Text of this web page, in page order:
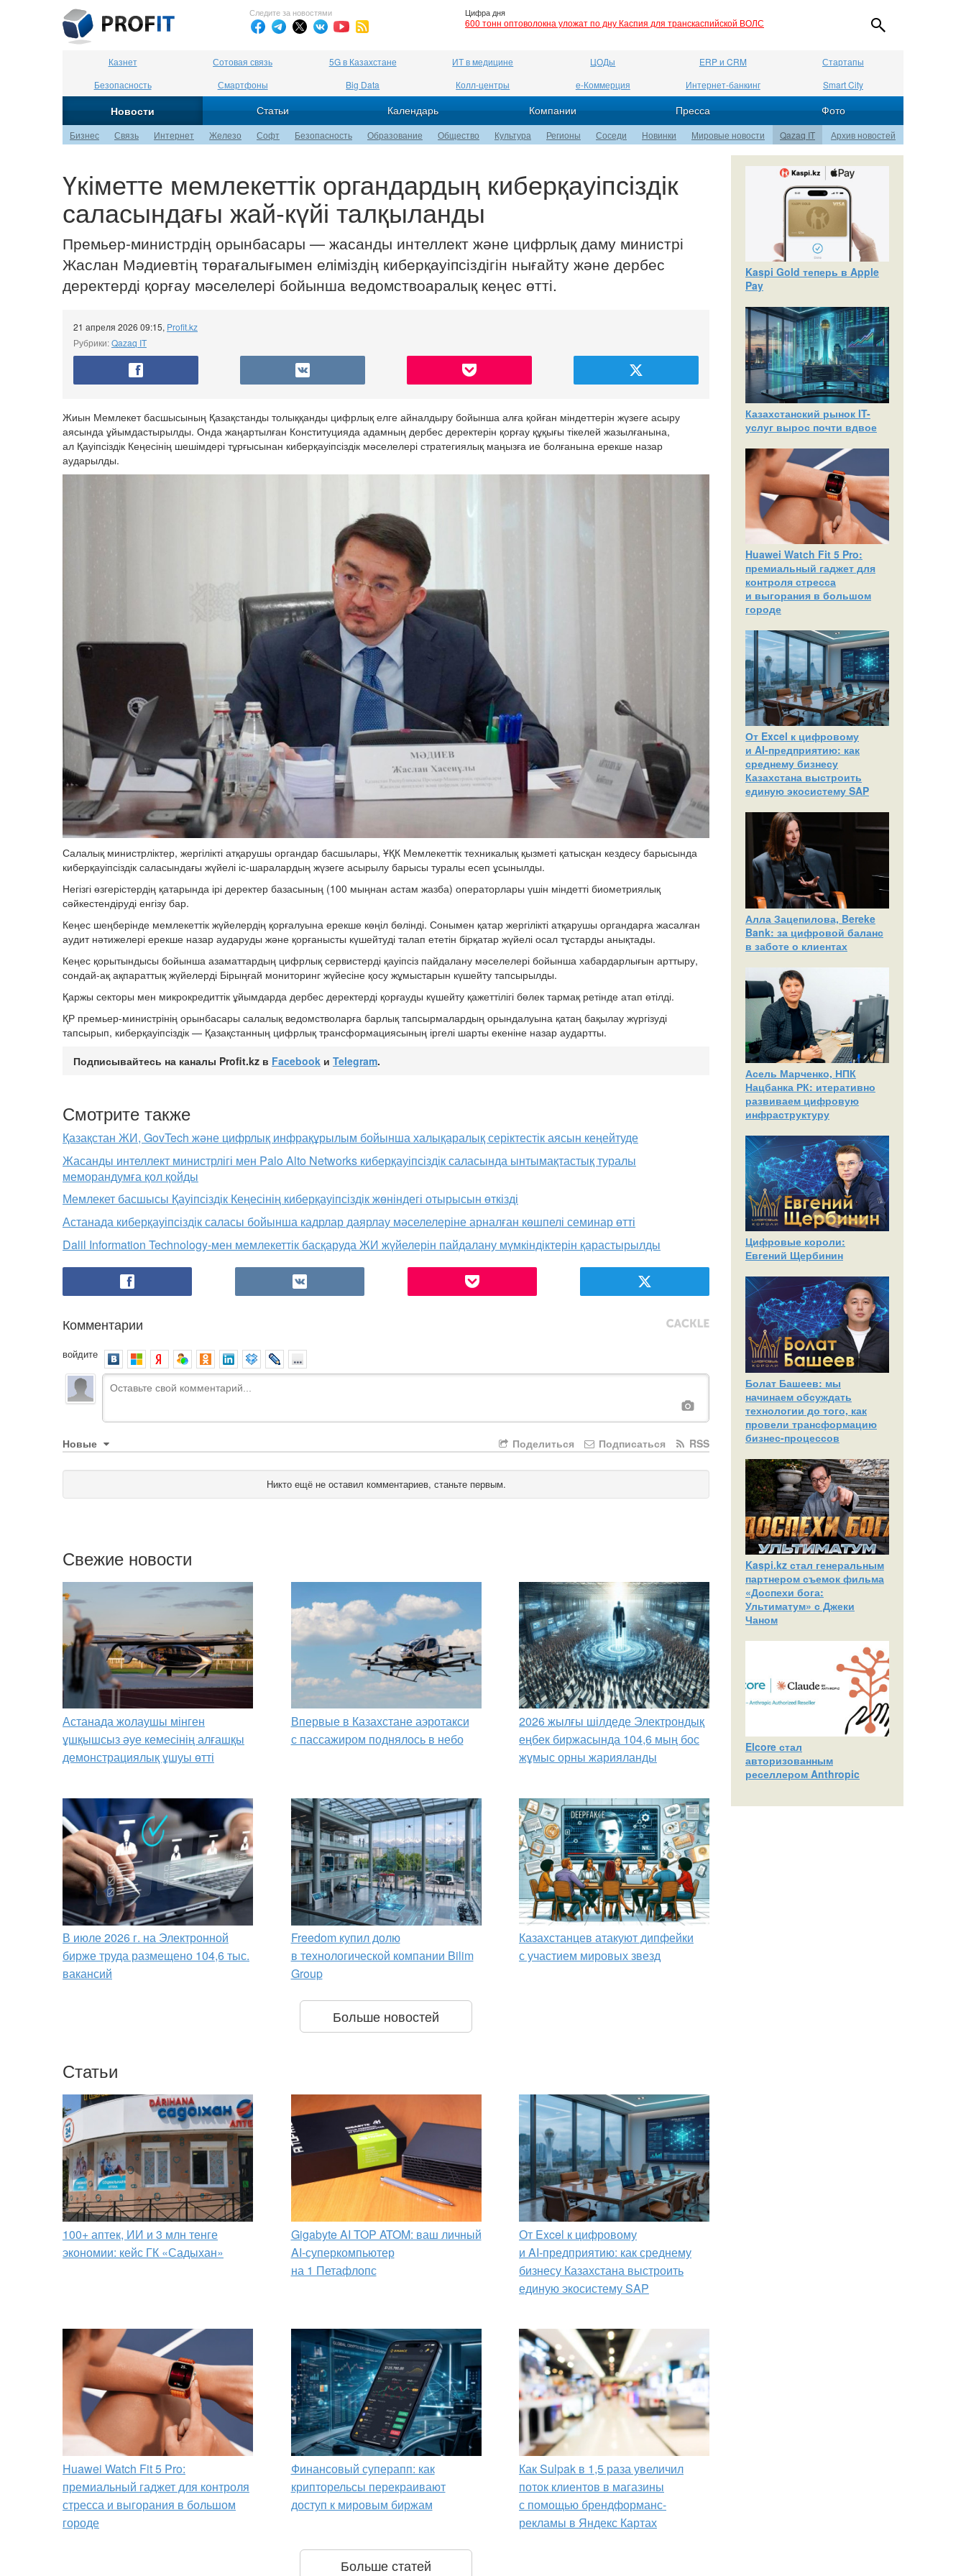
Следите за новостями Цифра дня
600 тонн оптоволокна уложат по дну Каспия для транскаспийской ВОЛС
Казнет Сотовая связь 5G в Казахстане ИТ в медицине ЦОДы ERP и CRM
Стартапы
Безопасность
Смартфоны Big Data Колл-центры е-Коммерция Интернет-банкинг Smart City
Новости Статьи Календарь Компании Пресса Фото
Бизнес Связь Интернет Железо Софт Безопасность Образование Общество Культура Регионы Соседи Новинки Мировые новости Qazaq IT Архив новостей
Үкіметте мемлекеттік органдардың киберқауіпсіздік
саласындағы жай-күйі талқыланды
Премьер-министрдің орынбасары — жасанды интеллект және цифрлық даму министрі
Жаслан Мәдиевтің төрағалығымен еліміздің киберқауіпсіздігін нығайту және дербес
деректерді қорғау мәселелері бойынша ведомствоаралық кеңес өтті.
21 апреля 2026 09:15, Profit.kz
Рубрики:Qazaq IT
Жиын Мемлекет басшысының Қазақстанды толыққанды цифрлық елге айналдыру бойынша алға қойған міндеттерін жүзеге асыру
аясында ұйымдастырылды. Онда жаңартылған Конституцияда адамның дербес деректерін қорғау құқығы тікелей жазылғанына,
ал Қауіпсіздік Кеңесінің шешімдері тұрғысынан киберқауіпсіздік мәселелері стратегиялық маңызға ие болғанына ерекше назар
аударылды.
Салалық министрліктер, жергілікті атқарушы органдар басшылары, ҰҚК Мемлекеттік техникалық қызметі қатысқан кездесу барысында
киберқауіпсіздік саласындағы жүйелі іс-шаралардың жүзеге асырылу барысы туралы есеп ұсынылды.
Негізгі өзгерістердің қатарында ірі деректер базасының (100 мыңнан астам жазба) операторлары үшін міндетті биометриялық
сәйкестендіруді енгізу бар.
Кеңес шеңберінде мемлекеттік жүйелердің қорғалуына ерекше көңіл бөлінді. Сонымен қатар жергілікті атқарушы органдарға жасалған
аудит нәтижелері ерекше назар аударуды және қорғанысты күшейтуді талап ететін бірқатар жүйелі осал тұстарды анықтады.
Кеңес қорытындысы бойынша азаматтардың цифрлық сервистерді қауіпсіз пайдалану мәселелері бойынша хабардарлығын арттыру,
сондай-ақ ақпараттық жүйелерді Бірыңғай мониторинг жүйесіне қосу жұмыстарын күшейту тапсырылды.
Қаржы секторы мен микрокредиттік ұйымдарда дербес деректерді қорғауды күшейту қажеттілігі бөлек тармақ ретінде атап өтілді.
ҚР премьер-министрінің орынбасары салалық ведомстволарға барлық тапсырмалардың орындалуына қатаң бақылау жүргізуді
тапсырып, киберқауіпсіздік — Қазақстанның цифрлық трансформациясының іргелі шарты екеніне назар аудартты.
Подписывайтесь на каналы Profit.kz в Facebook и Telegram.
Смотрите также
Қазақстан ЖИ, GovTech және цифрлық инфрақұрылым бойынша халықаралық серіктестік аясын кеңейтуде
Жасанды интеллект министрлігі мен Palo Alto Networks киберқауіпсіздік саласында ынтымақтастық туралы
меморандумға қол қойды
Мемлекет басшысы Қауіпсіздік Кеңесінің киберқауіпсіздік жөніндегі отырысын өткізді
Астанада киберқауіпсіздік саласы бойынша кадрлар даярлау мәселелеріне арналған көшпелі семинар өтті
Dalil Information Technology-мен мемлекеттік басқаруда ЖИ жүйелерін пайдалану мүмкіндіктерін қарастырылды
Комментарии
войдите
Новые RSS
Подписаться
Поделиться
Никто ещё не оставил комментариев, станьте первым.
Свежие новости
Астанада жолаушы мінген
ұшқышсыз әуе кемесінің алғашқы
демонстрациялық ұшуы өтті
Впервые в Казахстане аэротакси
с пассажиром поднялось в небо
2026 жылғы шілдеде Электрондық
еңбек биржасында 104,6 мың бос
жұмыс орны жарияланды
В июле 2026 г. на Электронной
бирже труда размещено 104,6 тыс.
вакансий
Freedom купил долю
в технологической компании Bilim
Group
Казахстанцев атакуют дипфейки
с участием мировых звезд
Больше новостей
Статьи
100+ аптек, ИИ и 3 млн тенге
экономии: кейс ГК «Садыхан»
Gigabyte AI TOP ATOM: ваш личный
AI-суперкомпьютер
на 1 Петафлопс
От Excel к цифровому
и AI‑предприятию: как среднему
бизнесу Казахстана выстроить
единую экосистему SAP
Huawei Watch Fit 5 Pro:
премиальный гаджет для контроля
стресса и выгорания в большом
городе
Финансовый суперапп: как
крипторельсы перекраивают
доступ к мировым биржам
Как Sulpak в 1,5 раза увеличил
поток клиентов в магазины
с помощью брендформанс-
рекламы в Яндекс Картах
Больше статей
Kaspi Gold теперь в Apple
Pay
Казахстанский рынок IT-
услуг вырос почти вдвое
Huawei Watch Fit 5 Pro:
премиальный гаджет для
контроля стресса
и выгорания в большом
городе
От Excel к цифровому
и AI‑предприятию: как
среднему бизнесу
Казахстана выстроить
единую экосистему SAP
Алла Зацепилова, Bereke
Bank: за цифровой баланс
в заботе о клиентах
Асель Марченко, НПК
Нацбанка РК: итеративно
развиваем цифровую
инфраструктуру
Цифровые короли:
Евгений Щербинин
Болат Башеев: мы
начинаем обсуждать
технологии до того, как
провели трансформацию
бизнес-процессов
Kaspi.kz стал генеральным
партнером съемок фильма
«Доспехи бога:
Ультиматум» с Джеки
Чаном
Elcore стал
авторизованным
реселлером Anthropic